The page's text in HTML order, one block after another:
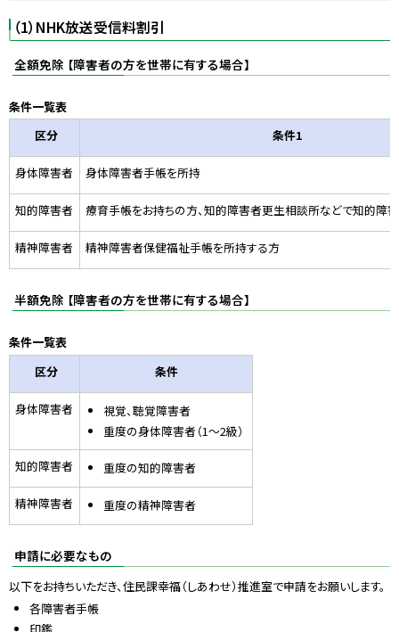
に
る
（1）NHK放送受信料割引
全額免除 【障害者の方を世帯に有する場合】
条件一覧表
区分
条件1
身体障害者 身体障害者手帳を所持
知的障害者 療育手帳をお持ちの方、知的障害者更生相談所などで知的障
精神障害者 精神障害者保健福祉手帳を所持する方
半額免除 【障害者の方を世帯に有する場合】
条件一覧表
区分
条件
身体障害者
視覚、聴覚障害者
重度の身体障害者（1～2級）
知的障害者 重度の知的障害者
精神障害者 重度の精神障害者
申請に必要なもの
以下をお持ちいただき、住民課幸福（しあわせ）推進室で申請をお願いします。
各障害者手帳